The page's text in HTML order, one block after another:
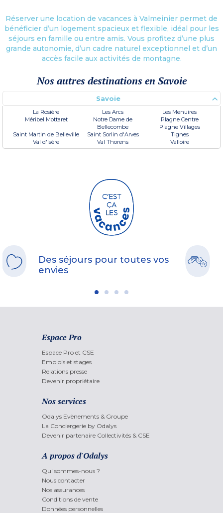
Réserver une location de vacances à Valmeinier permet de
bénéficier d’un logement spacieux et flexible, idéal pour les
séjours en famille ou entre amis. Vous profitez d’une plus
grande autonomie, d’un cadre naturel exceptionnel et d’un
accès facile aux activités de montagne.
Nos autres destinations en Savoie
Savoie
La Rosière Les Arcs
Les Menuires
Méribel Mottaret
Notre Dame de
Bellecombe
Plagne Centre
Plagne Villages
Saint Martin de Belleville
Saint Sorlin d'Arves
Tignes
Val d'Isère
Val Thorens Valloire
Des séjours pour toutes vos
envies
Espace Pro
Espace Pro et CSE
Emplois et stages
Relations presse
Devenir propriétaire
Nos services
Odalys Evènements & Groupe
La Conciergerie by Odalys
Devenir partenaire Collectivités & CSE
A propos d'Odalys
Qui sommes-nous ?
Nous contacter
Nos assurances
Conditions de vente
Données personnelles